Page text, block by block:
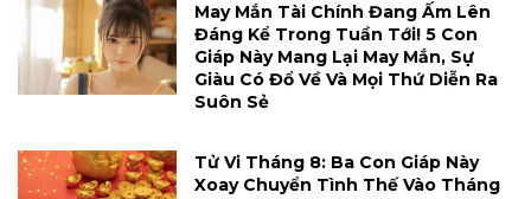
May Mắn Tài Chính Đang Ấm Lên
Đáng Kể Trong Tuần Tới! 5 Con
Giáp Này Mang Lại May Mắn, Sự
Giàu Có Đổ Về Và Mọi Thứ Diễn Ra
Suôn Sẻ
Tử Vi Tháng 8: Ba Con Giáp Này
Xoay Chuyển Tình Thế Vào Tháng